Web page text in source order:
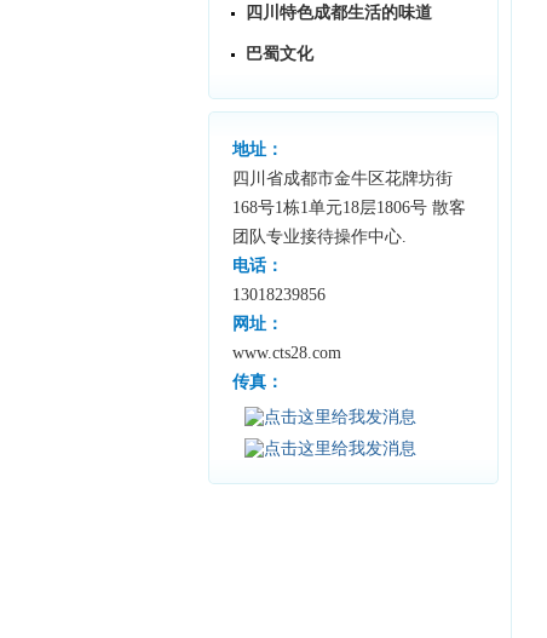
四川特色成都生活的味道
巴蜀文化
地址：
四川省成都市金牛区花牌坊街
168号1栋1单元18层1806号 散客
团队专业接待操作中心.
电话：
13018239856
网址：
www.cts28.com
传真：